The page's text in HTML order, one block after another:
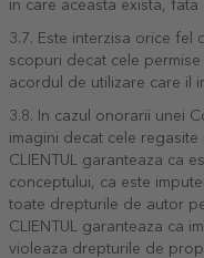
in care aceasta exista,
3.7. Este interzisa orice fel
scopuri decat cele
acordul de utilizare care il
3.8. In cazul onorarii unei
imagini decat cele
CLIENTUL garanteaza ca
conceptului, ca este
toate drepturile de autor
CLIENTUL garanteaza ca
violeaza drepturile de